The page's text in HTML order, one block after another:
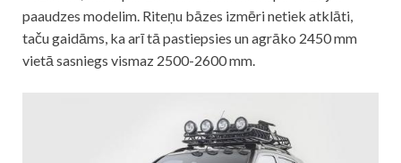
paaudzes modelim. Riteņu bāzes izmēri netiek atklāti,
taču gaidāms, ka arī tā pastiepsies un agrāko 2450 mm
vietā sasniegs vismaz 2500-2600 mm.